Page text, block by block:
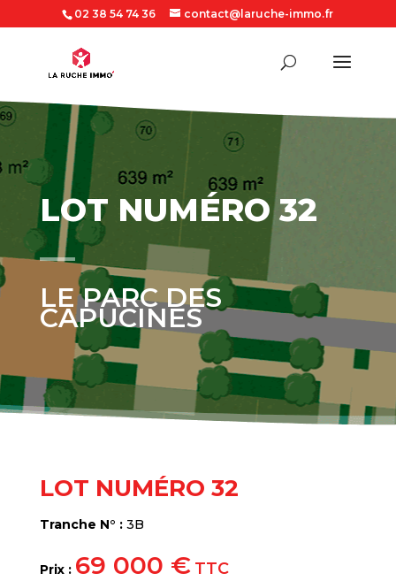
02 38 54 74 36 contact@laruche-immo.fr
LOT NUMÉRO 32
LE PARC DES
CAPUCINES
LOT NUMÉRO 32
Tranche N° : 3B
Prix : 69 000 € TTC